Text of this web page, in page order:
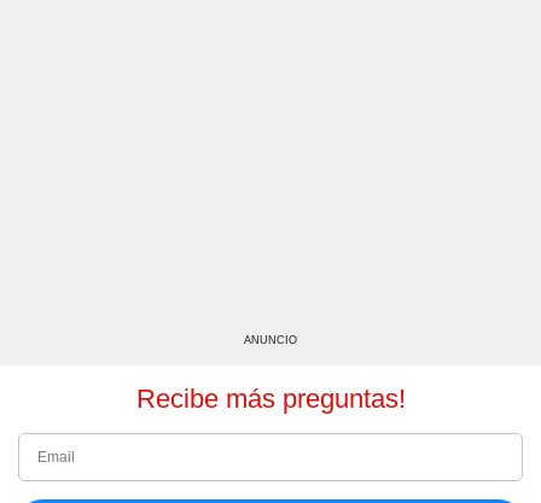
ANUNCIO
Recibe más preguntas!